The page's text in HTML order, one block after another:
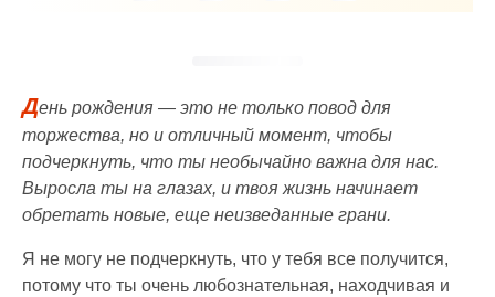
День рождения — это не только повод для
торжества, но и отличный момент, чтобы
подчеркнуть, что ты необычайно важна для нас.
Выросла ты на глазах, и твоя жизнь начинает
обретать новые, еще неизведанные грани.
Я не могу не подчеркнуть, что у тебя все получится,
потому что ты очень любознательная, находчивая и